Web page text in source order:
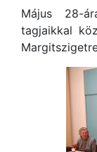
Május 28-
tagjaikkal